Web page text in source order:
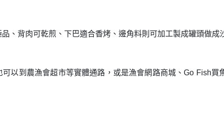
、背肉可乾煎、下巴適合香烤、邊角料則可加工製成罐頭做成
以到農漁會超市等實體通路，或是漁會網路商城、Go Fish